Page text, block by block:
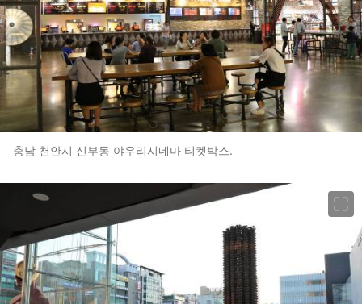
충남 천안시 신부동 야우리시네마 티켓박스.